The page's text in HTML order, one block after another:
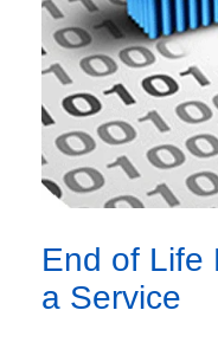
End of Life
a Service